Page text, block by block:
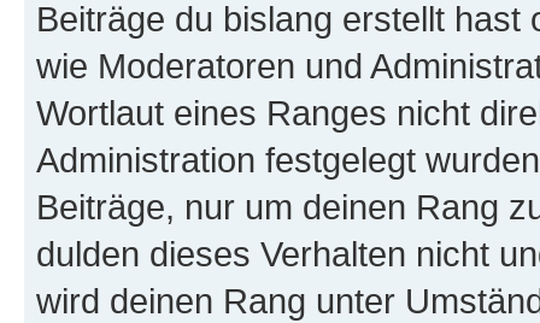
Beiträge du bislang erstellt
wie Moderatoren und
Wortlaut eines Ranges nicht
Administration festgelegt
Beiträge, nur um deinen Rang
dulden dieses Verhalten nicht
wird deinen Rang unter